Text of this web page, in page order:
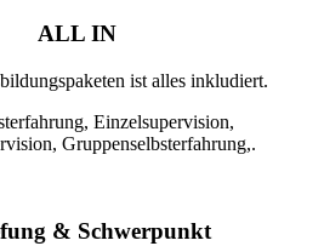
ALL IN
ist alles inkludiert.
Einzelsupervision,
Gruppenselbsterfahrung,.
& Schwerpunkt